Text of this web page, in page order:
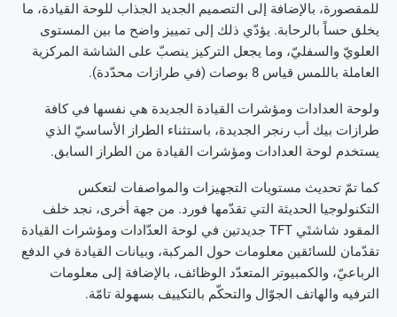
للمقصورة، بالإضافة إلى التصميم الجديد الجذاب للوحة القيادة، ما
يخلق حساً بالرحابة. يؤدّي ذلك إلى تمييز واضح ما بين المستوى
العلويّ والسفليّ، وما يجعل التركيز ينصبّ على الشاشة المركزية
العاملة باللمس قياس 8 بوصات (في طرازات محدّدة).
ولوحة العدادات ومؤشرات القيادة الجديدة هي نفسها في كافة
طرازات بيك أب رنجر الجديدة، باستثناء الطراز الأساسيّ الذي
يستخدم لوحة العدادات ومؤشرات القيادة من الطراز السابق.
كما تمّ تحديث مستويات التجهيزات والمواصفات لتعكس
التكنولوجيا الحديثة التي تقدّمها فورد. من جهة أخرى، نجد خلف
المقود شاشتَي TFT جديدتين في لوحة العدّادات ومؤشرات القيادة
تقدّمان للسائقين معلومات حول المركبة، وبيانات القيادة في الدفع
الرباعيّ، والكمبيوتر المتعدّد الوظائف، بالإضافة إلى معلومات
الترفيه والهاتف الجوّال والتحكّم بالتكييف بسهولة تامّة.